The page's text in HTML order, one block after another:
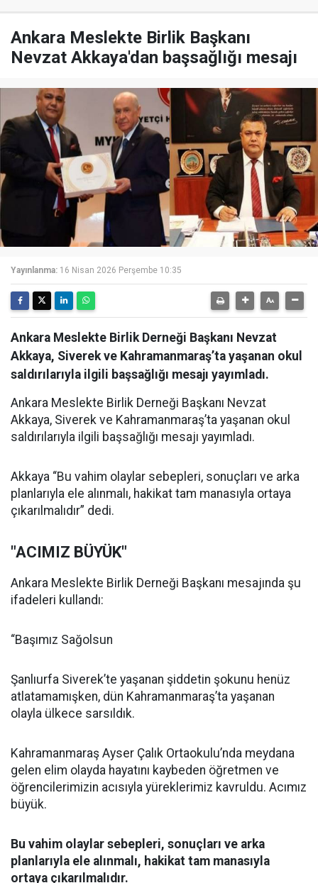
Ankara Meslekte Birlik Başkanı
Nevzat Akkaya'dan başsağlığı mesajı
Yayınlanma: 16 Nisan 2026 Perşembe 10:35
Ankara Meslekte Birlik Derneği Başkanı Nevzat
Akkaya, Siverek ve Kahramanmaraş’ta yaşanan okul
saldırılarıyla ilgili başsağlığı mesajı yayımladı.
Ankara Meslekte Birlik Derneği Başkanı Nevzat
Akkaya, Siverek ve Kahramanmaraş’ta yaşanan okul
saldırılarıyla ilgili başsağlığı mesajı yayımladı.
Akkaya “Bu vahim olaylar sebepleri, sonuçları ve arka
planlarıyla ele alınmalı, hakikat tam manasıyla ortaya
çıkarılmalıdır” dedi.
"ACIMIZ BÜYÜK"
Ankara Meslekte Birlik Derneği Başkanı mesajında şu
ifadeleri kullandı:
“Başımız Sağolsun
Şanlıurfa Siverek’te yaşanan şiddetin şokunu henüz
atlatamamışken, dün Kahramanmaraş’ta yaşanan
olayla ülkece sarsıldık.
Kahramanmaraş Ayser Çalık Ortaokulu’nda meydana
gelen elim olayda hayatını kaybeden öğretmen ve
öğrencilerimizin acısıyla yüreklerimiz kavruldu. Acımız
büyük.
Bu vahim olaylar sebepleri, sonuçları ve arka
planlarıyla ele alınmalı, hakikat tam manasıyla
ortaya çıkarılmalıdır.